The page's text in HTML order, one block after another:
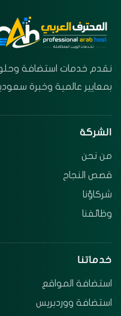
نقدم خدمات استضافة
بمعايير عالمية وخبرة سعودية
الشركة
من نحن
قصص النجاح
شركاؤنا
وظائفنا
خدماتنا
استضافة المواقع
استضافة ووردبريس